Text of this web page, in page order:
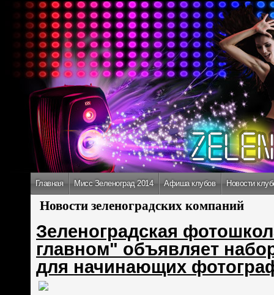
Главная Мисс Зеленоград 2014 Афиша клубов Новости
Новости зеленоградских компаний
Зеленоградская
главном" объявляет
для начинающих